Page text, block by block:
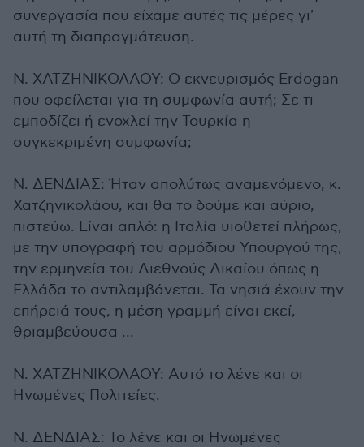
συνεργασία που είχαμε αυτές τις μέρες γι'
αυτή τη διαπραγμάτευση.
Ν. ΧΑΤΖΗΝΙΚΟΛΑΟΥ: Ο εκνευρισμός Erdogan
που οφείλεται για τη συμφωνία αυτή; Σε τι
εμποδίζει ή ενοχλεί την Τουρκία η
συγκεκριμένη συμφωνία;
Ν. ΔΕΝΔΙΑΣ: Ήταν απολύτως αναμενόμενο, κ.
Χατζηνικολάου, και θα το δούμε και αύριο,
πιστεύω. Είναι απλό: η Ιταλία υιοθετεί πλήρως,
με την υπογραφή του αρμόδιου Υπουργού της,
την ερμηνεία του Διεθνούς Δικαίου όπως η
Ελλάδα το αντιλαμβάνεται. Τα νησιά έχουν την
επήρειά τους, η μέση γραμμή είναι εκεί,
θριαμβεύουσα …
Ν. ΧΑΤΖΗΝΙΚΟΛΑΟΥ: Αυτό το λένε και οι
Ηνωμένες Πολιτείες.
Ν. ΔΕΝΔΙΑΣ: Το λένε και οι Ηνωμένες